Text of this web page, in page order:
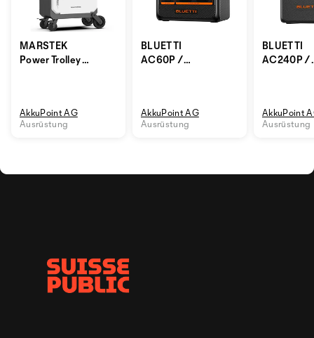
MARSTEK
Power Trolley /
AkkuPoint AG
Ausrüstung
BLUETTI
AC60P /
AkkuPoint AG
Ausrüstung
BLUETTI
AC240P /
AkkuPoint
Ausrüstung